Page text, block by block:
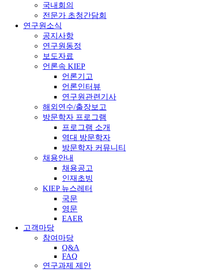
국내회의
전문가 초청간담회
연구원소식
공지사항
연구원동정
보도자료
언론속 KIEP
언론기고
언론인터뷰
연구원관련기사
해외연수/출장보고
방문학자 프로그램
프로그램 소개
역대 방문학자
방문학자 커뮤니티
채용안내
채용공고
인재초빙
KIEP 뉴스레터
국문
영문
EAER
고객마당
참여마당
Q&A
FAQ
연구과제 제안